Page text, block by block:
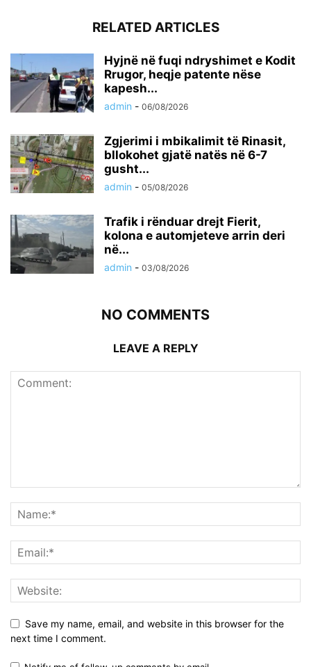
RELATED ARTICLES
Hyjnë në fuqi ndryshimet e Kodit
Rrugor, heqje patente nëse
kapesh...
admin - 06/08/2026
Zgjerimi i mbikalimit të Rinasit,
bllokohet gjatë natës në 6-7
gusht...
admin - 05/08/2026
Trafik i rënduar drejt Fierit,
kolona e automjeteve arrin deri
në...
admin - 03/08/2026
NO COMMENTS
LEAVE A REPLY
Save my name, email, and website in this browser for the
next time I comment.